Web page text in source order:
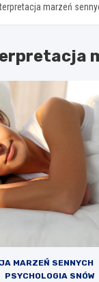
marzeń
MARZEŃ SENNYCH
PSYCHOLOGIA SNÓW